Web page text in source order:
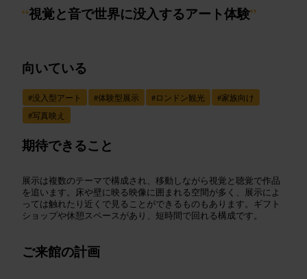
“視覚と音で世界に没入するアート体験”
向いている
#没入型アート #体験型展示 #ロンドン観光 #家族向け
#写真映え
期待できること
展示は複数のテーマで構成され、移動しながら視覚と聴覚で作品
を追います。床や壁に映る映像に囲まれる空間が多く、展示によ
っては触れたり近くで見ることができるものもあります。ギフト
ショップや休憩スペースがあり、短時間で回れる構成です。
ご来館の計画